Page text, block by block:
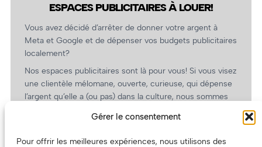
Gérer le consentement
Pour offrir les meilleures expériences, nous utilisons des
ESPACES PUBLICITAIRES À LOUER!
Vous avez décidé d’arrêter de donner votre argent à
Meta et Google et de dépenser vos budgets publicitaires
localement?
Nos espaces publicitaires sont là pour vous! Si vous visez
une clientèle mélomane, ouverte, curieuse, qui dépense
l’argent qu’elle a (ou pas) dans la culture, nous sommes
revient.